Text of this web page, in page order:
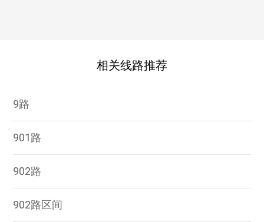
相关线路推荐
9路
901路
902路
902路区间